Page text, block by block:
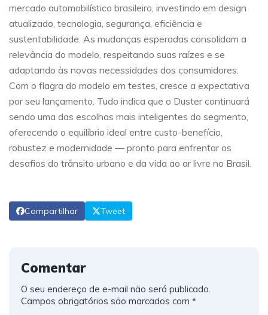
mercado automobilístico brasileiro, investindo em design
atualizado, tecnologia, segurança, eficiência e
sustentabilidade. As mudanças esperadas consolidam a
relevância do modelo, respeitando suas raízes e se
adaptando às novas necessidades dos consumidores.
Com o flagra do modelo em testes, cresce a expectativa
por seu lançamento. Tudo indica que o Duster continuará
sendo uma das escolhas mais inteligentes do segmento,
oferecendo o equilíbrio ideal entre custo-benefício,
robustez e modernidade — pronto para enfrentar os
desafios do trânsito urbano e da vida ao ar livre no Brasil.
Compartilhar Tweet
Comentar
O seu endereço de e-mail não será publicado.
Campos obrigatórios são marcados com *